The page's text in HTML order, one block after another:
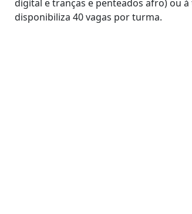
digital e tranças e penteados afro) ou
disponibiliza 40 vagas por turma.